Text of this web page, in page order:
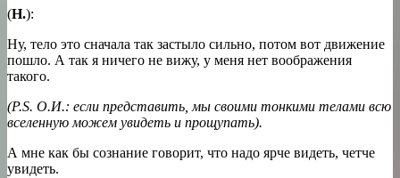
(Н.):
Ну, тело это сначала так застыло сильно, потом вот движение
пошло. А так я ничего не вижу, у меня нет воображения
такого.
(P.S. О.И.: если представить, мы своими тонкими телами всю
вселенную можем увидеть и прощупать).
А мне как бы сознание говорит, что надо ярче видеть, четче
увидеть.